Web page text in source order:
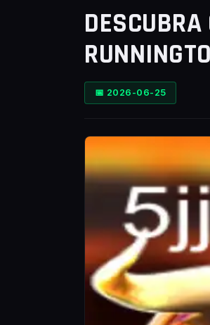
📅 2026-06-25